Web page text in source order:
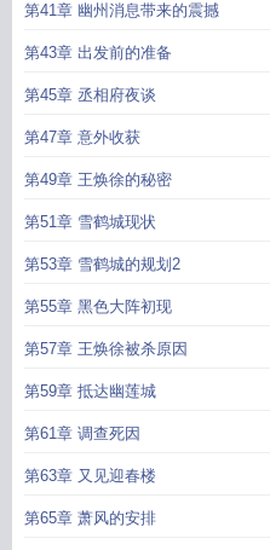
第41章 幽州消息带来的震撼
第43章 出发前的准备
第45章 丞相府夜谈
第47章 意外收获
第49章 王焕徐的秘密
第51章 雪鹤城现状
第53章 雪鹤城的规划2
第55章 黑色大阵初现
第57章 王焕徐被杀原因
第59章 抵达幽莲城
第61章 调查死因
第63章 又见迎春楼
第65章 萧风的安排